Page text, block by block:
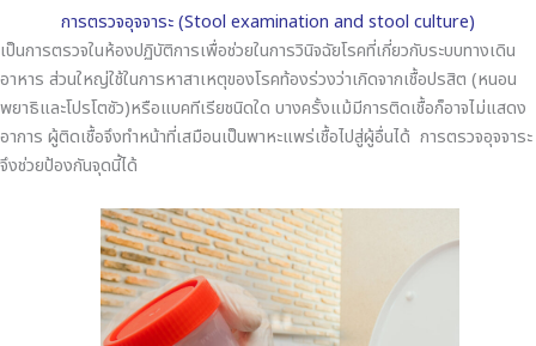
การตรวจอุจจาระ (Stool examination and stool culture)
เป็นการตรวจในห้องปฏิบัติการเพื่อช่วยในการวินิจฉัยโรคที่เกี่ยวกับระบบทางเดิน
อาหาร ส่วนใหญ่ใช้ในการหาสาเหตุของโรคท้องร่วงว่าเกิดจากเชื้อปรสิต (หนอน
พยาธิและโปรโตซัว)หรือแบคทีเรียชนิดใด บางครั้งแม้มีการติดเชื้อก็อาจไม่แสดง
อาการ ผู้ติดเชื้อจึงทำหน้าที่เสมือนเป็นพาหะแพร่เชื้อไปสู่ผู้อื่นได้ การตรวจอุจจาระ
จึงช่วยป้องกันจุดนี้ได้